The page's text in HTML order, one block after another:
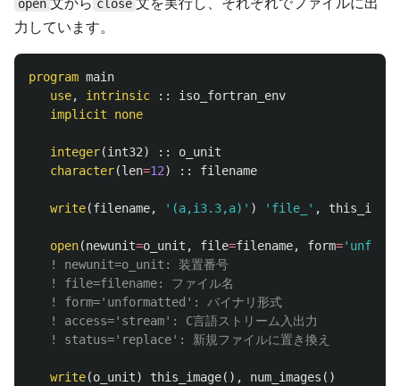
open close
力しています。
program main
use, intrinsic ::
iso_fortran_env
implicit
none
integer(int32) ::
o_unit
character(len=12) :: filename
write(filename, '(a,i3.3,a)' ) 'file_' , this_image
open(newunit=o_unit , file=filename, form=
! newunit=o_unit: 装置番号
! file=filename: ファイル名
! form='unformatted': バイナリ形式
! access='stream': C言語ストリーム入出力
! status='replace': 新規ファイルに置き換え
write(o_unit) this_image(), num_images ()